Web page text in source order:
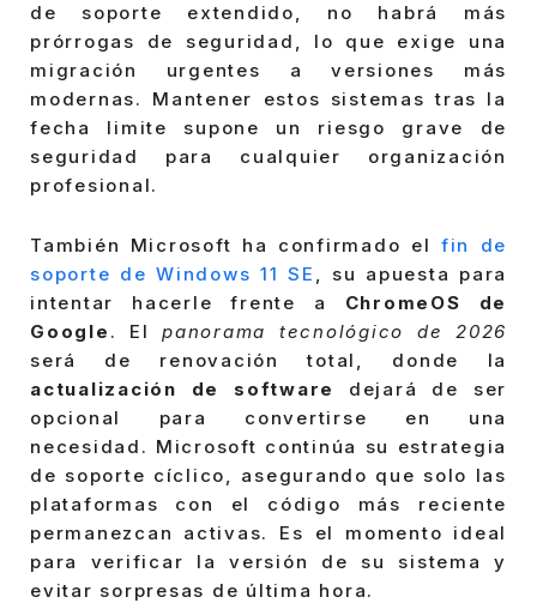
de soporte extendido, no habrá más
prórrogas de seguridad, lo que exige una
migración urgentes a versiones más
modernas. Mantener estos sistemas tras la
fecha limite supone un riesgo grave de
seguridad para cualquier organización
profesional.
También Microsoft ha confirmado el fin de
soporte de Windows 11 SE
, su apuesta para
intentar hacerle frente a ChromeOS de
Google . Elpanorama tecnológico de 2026
será de renovación total, donde la
actualización de software
dejará de ser
opcional para convertirse en una
necesidad. Microsoft continúa su estrategia
de soporte cíclico, asegurando que solo las
plataformas con el código más reciente
permanezcan activas. Es el momento ideal
para verificar la versión de su sistema y
evitar sorpresas de última hora.